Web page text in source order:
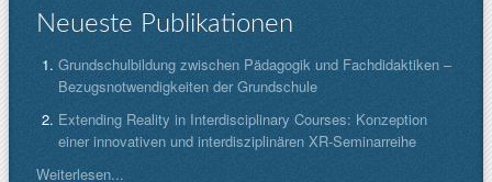
Neueste Publikationen
Grundschulbildung zwischen Pädagogik und Fachdidaktiken –
Bezugsnotwendigkeiten der Grundschule
Extending Reality in Interdisciplinary Courses: Konzeption
einer innovativen und interdisziplinären XR-Seminarreihe
Weiterlesen...